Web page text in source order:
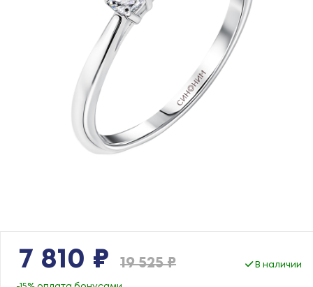
7 810 ₽ 19 525 ₽ В наличии